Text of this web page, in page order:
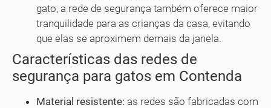
gato, a rede de segurança também oferece maior
tranquilidade para as crianças da casa, evitando
que elas se aproximem demais da janela.
Características das redes de
segurança para gatos em Contenda
Material resistente: as redes são fabricadas com